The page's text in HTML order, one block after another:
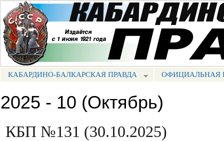
Портал СМИ КБР
МЕНЮ КБП
КАБАРДИНО-БАЛКАРСКАЯ ПРАВДА ОФИЦИАЛЬНАЯ
2025 - 10 (Октябрь)
КБП №131 (30.10.2025)